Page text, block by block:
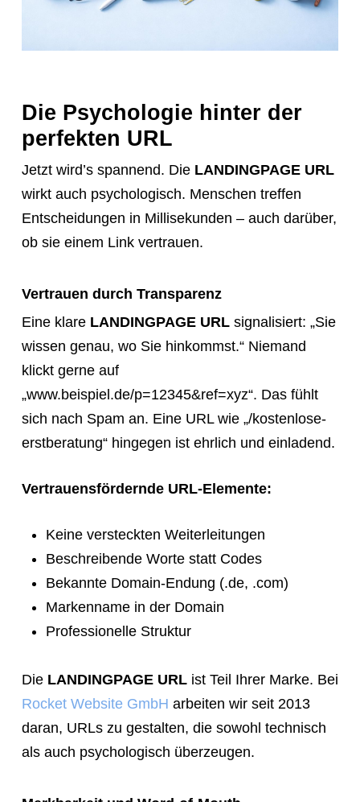
Die Psychologie hinter der
perfekten URL
Jetzt wird’s spannend. Die LANDINGPAGE URL
wirkt auch psychologisch. Menschen treffen
Entscheidungen in Millisekunden – auch darüber,
ob sie einem Link vertrauen.
Vertrauen durch Transparenz
Eine klare LANDINGPAGE URLsignalisiert: „Sie
wissen genau, wo Sie hinkommst.“ Niemand
klickt gerne auf
„www.beispiel.de/p=12345&ref=xyz“. Das fühlt
sich nach Spam an. Eine URL wie „/kostenlose-
erstberatung“ hingegen ist ehrlich und einladend.
Vertrauensfördernde URL-Elemente:
Keine versteckten Weiterleitungen
Beschreibende Worte statt Codes
Bekannte Domain-Endung (.de, .com)
Markenname in der Domain
Professionelle Struktur
Die LANDINGPAGE URList Teil Ihrer Marke. Bei
Rocket Website GmbH arbeiten wir seit 2013
daran, URLs zu gestalten, die sowohl technisch
als auch psychologisch überzeugen.